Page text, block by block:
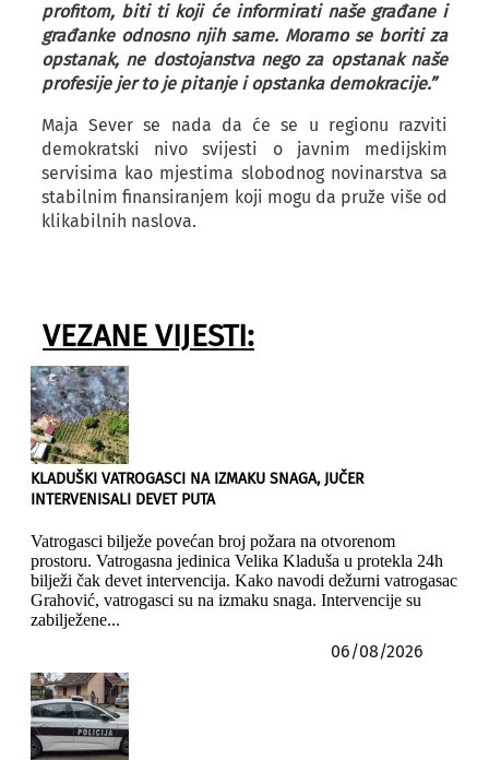
profitom, biti ti koji će informirati naše građane i
građanke odnosno njih same. Moramo se boriti za
opstanak, ne dostojanstva nego za opstanak naše
profesije jer to je pitanje i opstanka demokracije.”
Maja Sever se nada da će se u regionu razviti
demokratski nivo svijesti o javnim medijskim
servisima kao mjestima slobodnog novinarstva sa
stabilnim finansiranjem koji mogu da pruže više od
klikabilnih naslova.
VEZANE VIJESTI:
KLADUŠKI VATROGASCI NA IZMAKU SNAGA, JUČER
INTERVENISALI DEVET PUTA
Vatrogasci bilježe povećan broj požara na otvorenom
prostoru. Vatrogasna jedinica Velika Kladuša u protekla 24h
bilježi čak devet intervencija. Kako navodi dežurni vatrogasac
Grahović, vatrogasci su na izmaku snaga. Intervencije su
zabilježene...
06/08/2026